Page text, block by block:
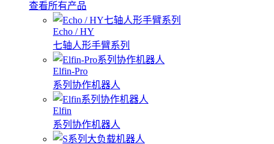
查看所有产品
Echo / HY
七轴人形手臂系列
Elfin-Pro
系列协作机器人
Elfin
系列协作机器人